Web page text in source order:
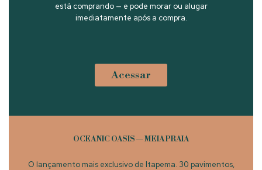
está comprando — e pode morar ou alugar
imediatamente após a compra.
Acessar
OCEANIC OASIS — MEIA PRAIA
O lançamento mais exclusivo de Itapema. 30 pavimentos,